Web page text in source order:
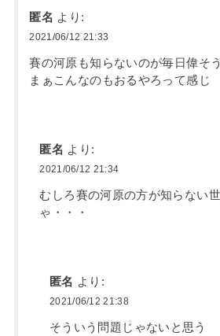
匿名 より:
2021/06/12 21:33
賽の河原も知らないのが毎日偉そ
まぁこんなのもおるやろって感じ
匿名 より:
2021/06/12 21:34
むしろ賽の河原の方が知らない
ゃ・・・
匿名 より:
2021/06/12 21:38
そういう問題じゃないと思う